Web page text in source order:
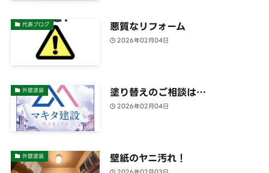
代表ブログ 悪質なリフォーム
2026年02月04日
外壁塗装 塗り替えのご相談は…
2026年02月04日
外壁塗装 壁紙のヤニ汚れ！